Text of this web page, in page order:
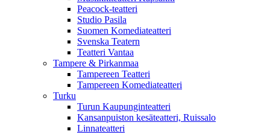
Peacock-teatteri
Studio Pasila
Suomen Komediateatteri
Svenska Teatern
Teatteri Vantaa
Tampere & Pirkanmaa
Tampereen Teatteri
Tampereen Komediateatteri
Turku
Turun Kaupunginteatteri
Kansanpuiston kesäteatteri, Ruissalo
Linnateatteri